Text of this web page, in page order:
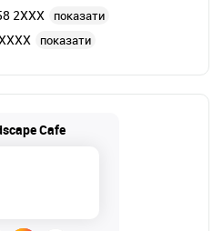
2XXX
показати
показати
Cafe